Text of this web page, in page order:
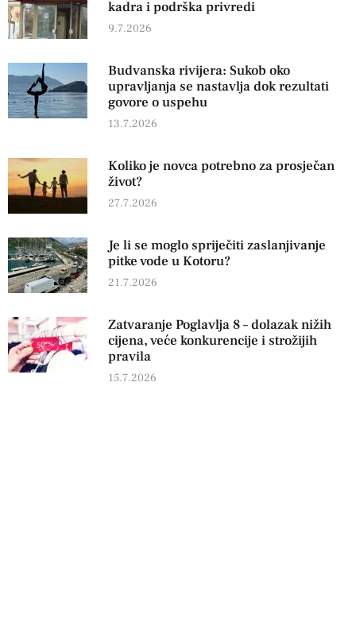
kadra i podrška privredi
9.7.2026
Budvanska rivijera: Sukob oko
upravljanja se nastavlja dok rezultati
govore o uspehu
13.7.2026
Koliko je novca potrebno za prosječan
život?
27.7.2026
Je li se moglo spriječiti zaslanjivanje
pitke vode u Kotoru?
21.7.2026
Zatvaranje Poglavlja 8 – dolazak nižih
cijena, veće konkurencije i strožijih
pravila
15.7.2026